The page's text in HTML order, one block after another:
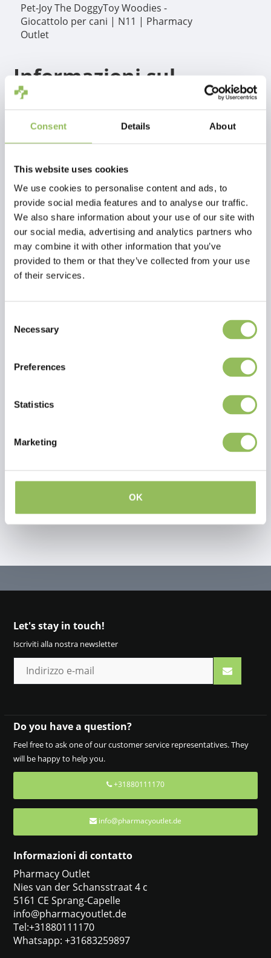
Consent Details About
This website uses cookies
We use cookies to personalise content and ads, to
provide social media features and to analyse our traffic.
We also share information about your use of our site with
our social media, advertising and analytics partners who
may combine it with other information that you’ve
provided to them or that they’ve collected from your use
of their services.
Selection
Necessary
Preferences
Statistics
Marketing
OK
Pet-Joy The DoggyToy Woodies -
Giocattolo per cani | N11 | Pharmacy
Outlet
Informazioni sul
prodotto
Un giocattolo da masticare resistente per cani con un elevato
è lavorato e non contiene additivi, quindi è adatto anche ai cani
allergici. Masticare dà una sensazione di soddisfazione e calma,
poiché le endorfine vengono rilasciate nel cervello. La palla è in
gomma naturale ed è adatta ai cuccioli a partire dalle 16 settimane.
Utilizzare sotto supervisione. Non adatto ai bambini.
Recensioni
Let's stay in touch!
Iscriviti alla nostra newsletter
Do you have a question?
Feel free to ask one of our customer service representatives. They
will be happy to help you.
+31880111170
info@pharmacyoutlet.de
Informazioni di contatto
Pharmacy Outlet
Nies van der Schansstraat 4 c
5161 CE Sprang-Capelle
info@pharmacyoutlet.de
Tel:+31880111170
Whatsapp: +31683259897